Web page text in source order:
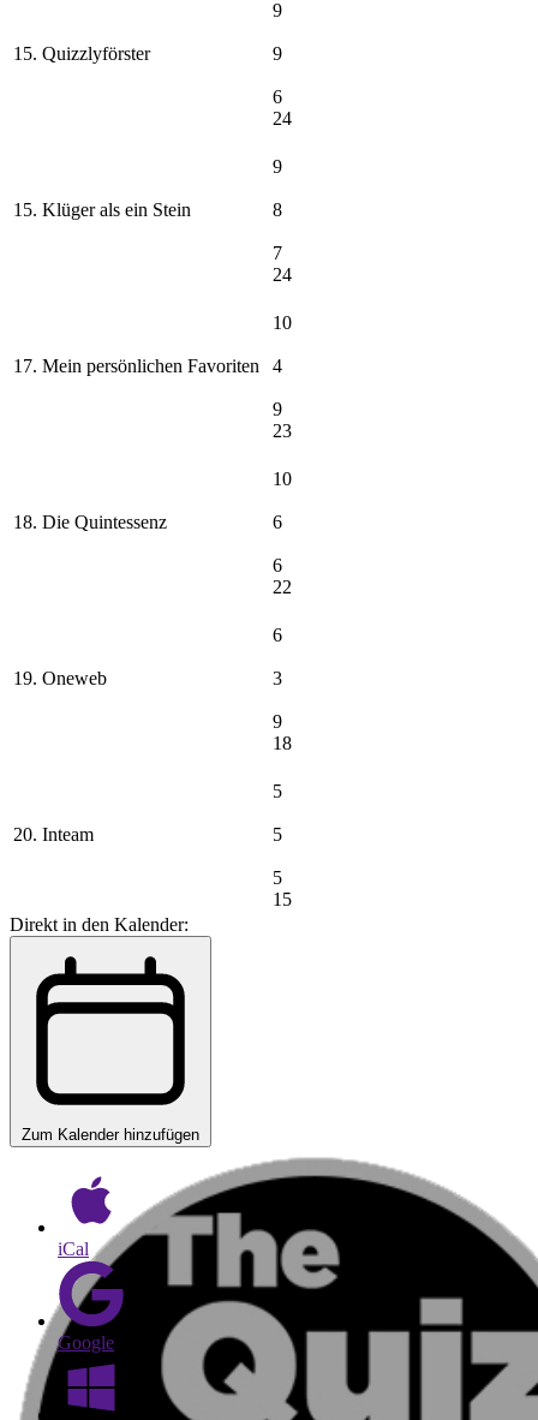
15. Quizzlyförster
9
9
6
24
15. Klüger als ein Stein
9
8
7
24
17. Mein persönlichen Favoriten
10
4
9
23
18. Die Quintessenz
10
6
6
22
19. Oneweb
6
3
9
18
20. Inteam
5
5
5
15
Direkt in den Kalender:
Zum Kalender hinzufügen
iCal
Google